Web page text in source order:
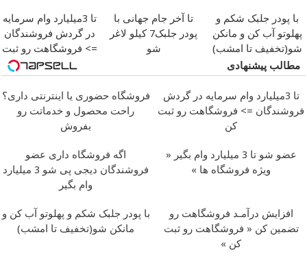
با پودر جلبک شکم و
پهلوتو آب کن و مانکن
شو(تخفیف تا امشب)
تا آخر جام جهانی با
پودر جلبک7 کیلو لاغر
شو
تا 3میلیارد وام سرمایه
در گردش فروشندگان
=> فروشگاهت رو ثبت
کن
مطالب پیشنهادی
تا 3میلیارد وام سرمایه در گردش
فروشندگان => فروشگاهت رو ثبت
کن
فروشگاه حضوری یا اینترنتی داری؟
راحت محصول و خدماتت رو
بفروش
عضو شو تا 3 میلیارد وام بگیر «
ویژه فروشگاه ها »
اگه فروشگاه داری عضو
فروشندگان دیجی پی شو 3 میلیارد
وام بگیر
افزایش درآمـد فروشگاهت رو
تضمین کن « فروشگاهت رو ثبت
کن »
با پودر جلبک شکم و پهلوتو آب کن و
مانکن شو(تخفیف تا امشب)